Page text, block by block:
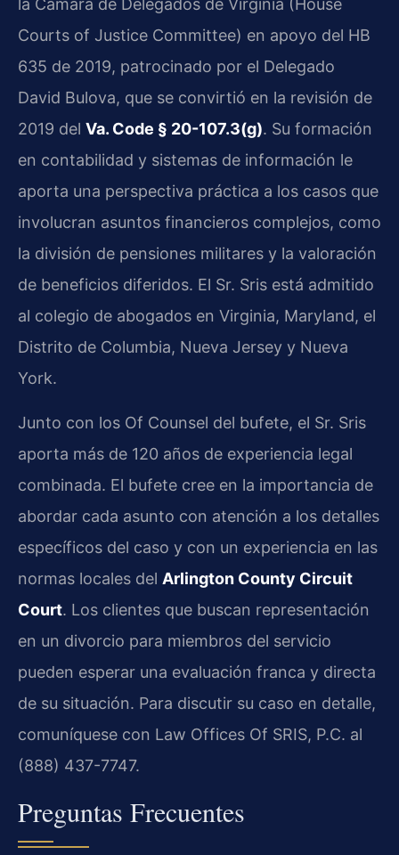
la Cámara de Delegados de Virginia (House
Courts of Justice Committee) en apoyo del HB
635 de 2019, patrocinado por el Delegado
David Bulova, que se convirtió en la revisión de
2019 del Va. Code § 20-107.3(g). Su formación
en contabilidad y sistemas de información le
aporta una perspectiva práctica a los casos que
involucran asuntos financieros complejos, como
la división de pensiones militares y la valoración
de beneficios diferidos. El Sr. Sris está admitido
al colegio de abogados en Virginia, Maryland, el
Distrito de Columbia, Nueva Jersey y Nueva
York.
Junto con los Of Counsel del bufete, el Sr. Sris
aporta más de 120 años de experiencia legal
combinada. El bufete cree en la importancia de
abordar cada asunto con atención a los detalles
específicos del caso y con un experiencia en las
normas locales del Arlington County Circuit
Court. Los clientes que buscan representación
en un divorcio para miembros del servicio
pueden esperar una evaluación franca y directa
de su situación. Para discutir su caso en detalle,
comuníquese con Law Offices Of SRIS, P.C. al
(888) 437-7747.
Preguntas Frecuentes